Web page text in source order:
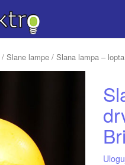
/ Slane lampe / Slana lampa –